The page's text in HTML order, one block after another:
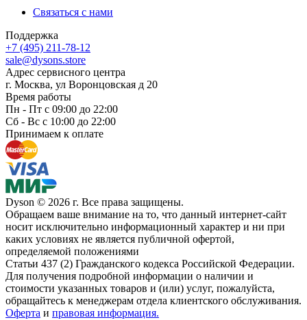
Связаться с нами
Поддержка
+7 (495) 211-78-12
sale@dysons.store
Адрес сервисного центра
г. Москва, ул Воронцовская д 20
Время работы
Пн - Пт с 09:00 до 22:00
Сб - Вс с 10:00 до 22:00
Принимаем к оплате
Dyson © 2026 г. Все права защищены.
Обращаем ваше внимание на то, что данный интернет-сайт
носит исключительно информационный характер и ни при
каких условиях не является публичной офертой,
определяемой положениями
Статьи 437 (2) Гражданского кодекса Российской Федерации.
Для получения подробной информации о наличии и
стоимости указанных товаров и (или) услуг, пожалуйста,
обращайтесь к менеджерам отдела клиентского обслуживания.
Оферта и правовая информация.